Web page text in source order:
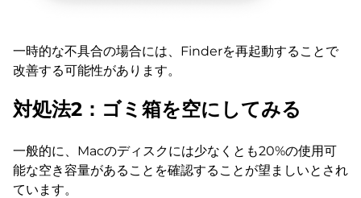
一時的な不具合の場合には、Finderを再起動することで
改善する可能性があります。
対処法2：ゴミ箱を空にしてみる
一般的に、Macのディスクには少なくとも20%の使用可
能な空き容量があることを確認することが望ましいとされ
ています。